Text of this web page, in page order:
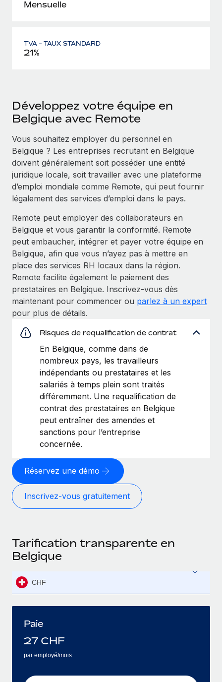
Mensuelle
TVA - TAUX STANDARD
21%
Développez votre équipe en
Belgique avec Remote
Vous souhaitez employer du personnel en
Belgique ? Les entreprises recrutant en Belgique
doivent généralement soit posséder une entité
juridique locale, soit travailler avec une plateforme
d’emploi mondiale comme Remote, qui peut fournir
légalement des services d’emploi dans le pays.
Remote peut employer des collaborateurs en
Belgique et vous garantir la conformité. Remote
peut embaucher, intégrer et payer votre équipe en
Belgique, afin que vous n’ayez pas à mettre en
place des services RH locaux dans la région.
Remote facilite également le paiement des
prestataires en Belgique. Inscrivez‑vous dès
maintenant pour commencer ou parlez à un expert
pour plus de détails.
Risques de requalification de contrat
En Belgique, comme dans de
nombreux pays, les travailleurs
indépendants ou prestataires et les
salariés à temps plein sont traités
différemment. Une requalification de
contrat des prestataires en Belgique
peut entraîner des amendes et
sanctions pour l’entreprise
concernée.
Réservez une démo
Inscrivez‑vous gratuitement
Tarification transparente en
Belgique
CHF
Paie
27 CHF
par employé/mois